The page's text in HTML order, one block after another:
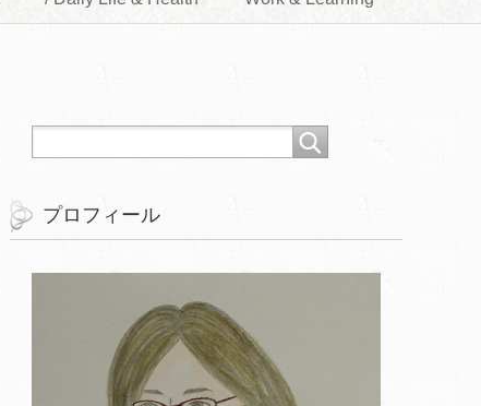
プロフィール